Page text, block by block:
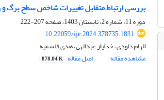
بررسی ارتباط متقابل تغییرات شاخص سطح برگ و
دوره 11، شماره 2، تابستان 1403، صفحه
207-222
10.22059/ije.2024.378735.1831
الهام داودی، خدایار عبدالهی، هدی قاسمیه
مشاهده مقاله
اصل مقاله 878.04 K